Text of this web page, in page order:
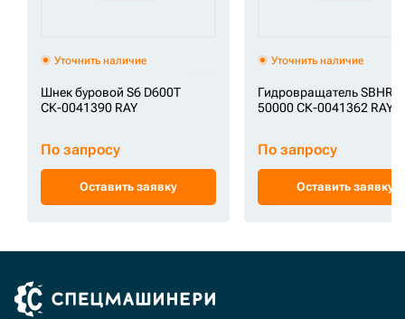
Уточнить наличие
Шнек буровой S6 D600T
СК-0041390 RAY
По запросу
Оставить заявку
Уточнить наличие
Гидровращатель SBHR-
50000 СК-0041362 RAY
По запросу
Оставить заявку